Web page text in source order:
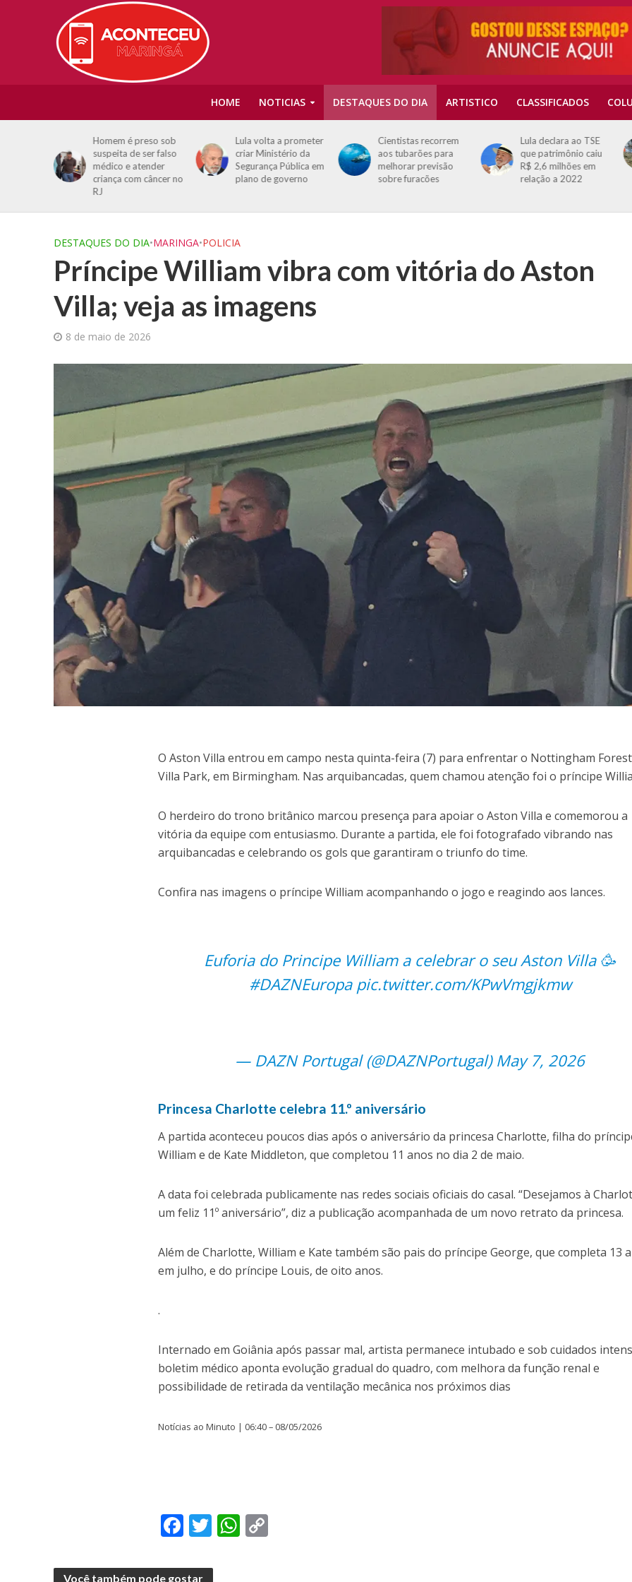
HOME NOTICIAS DESTAQUES DO DIA ARTISTICO CLASSIFICADOS
Homem é preso sob
suspeita de ser falso
médico e atender
criança com câncer no
RJ
Lula volta a prometer
criar Ministério da
Segurança Pública em
plano de governo
Cientistas recorrem
aos tubarões para
melhorar previsão
sobre furacões
Lula declara ao TSE
que patrimônio caiu
R$ 2,6 milhões em
relação a 2022
DESTAQUES DO DIA•MARINGA•POLICIA
Príncipe William vibra com vitória do Aston
Villa; veja as imagens
8 de maio de 2026
O Aston Villa entrou em campo nesta quinta-feira (7) para enfrentar o Nottingham
Villa Park, em Birmingham. Nas arquibancadas, quem chamou atenção foi o príncipe
O herdeiro do trono britânico marcou presença para apoiar o Aston Villa e comemorou a
vitória da equipe com entusiasmo. Durante a partida, ele foi fotografado vibrando nas
arquibancadas e celebrando os gols que garantiram o triunfo do time.
Confira nas imagens o príncipe William acompanhando o jogo e reagindo aos lances.
Euforia do Principe William a celebrar o seu Aston Villa 🥳
#DAZNEuropa pic.twitter.com/KPwVmgjkmw
— DAZN Portugal (@DAZNPortugal) May 7, 2026
Princesa Charlotte celebra 11.º aniversário
A partida aconteceu poucos dias após o aniversário da princesa Charlotte, filha do
William e de Kate Middleton, que completou 11 anos no dia 2 de maio.
A data foi celebrada publicamente nas redes sociais oficiais do casal. “Desejamos à
um feliz 11º aniversário”, diz a publicação acompanhada de um novo retrato da princesa.
Além de Charlotte, William e Kate também são pais do príncipe George, que completa 13
em julho, e do príncipe Louis, de oito anos.
.
Internado em Goiânia após passar mal, artista permanece intubado e sob cuidados
boletim médico aponta evolução gradual do quadro, com melhora da função renal e
possibilidade de retirada da ventilação mecânica nos próximos dias
Notícias ao Minuto | 06:40 – 08/05/2026
F
e
T
itt
W
Você também pode gostar